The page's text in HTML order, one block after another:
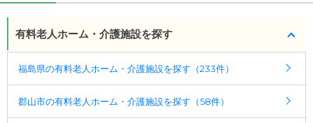
す。詳しくは こちら。
◎ケアスル 介護の3つの特徴
ポート
有料老人ホーム・介護施設を探す
福島県の有料老人ホーム・介護施設を探す（233件）
郡山市の有料老人ホーム・介護施設を探す（58件）